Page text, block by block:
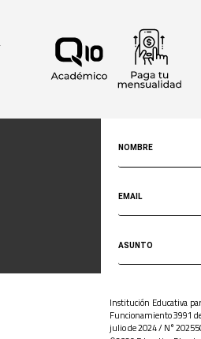
Trabaja con
nosotros
Home
Institución Educativa
Funcionamiento 3991
julio de 2024 / N°